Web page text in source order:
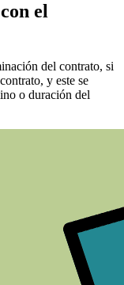
el
del contrato, si
y este se
o duración del